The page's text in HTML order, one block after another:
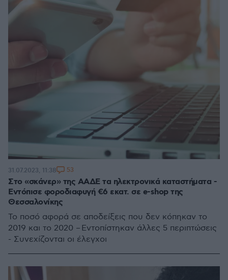
Στο «σκάνερ» της ΑΑΔΕ τα ηλεκτρονικά καταστήματα -
Εντόπισε φοροδιαφυγή €6 εκατ. σε e-shop της
Θεσσαλονίκης
Το ποσό αφορά σε αποδείξεις που δεν κόπηκαν το
2019 και το 2020 – Εντοπίστηκαν άλλες 5 περιπτώσεις
- Συνεχίζονται οι έλεγχοι
31.07.2023, 11:38 53